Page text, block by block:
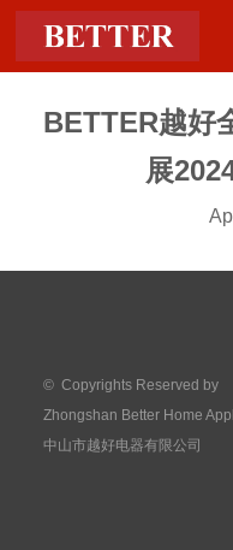
BETTER越好
展
© Copyrights Reserved by
Zhongshan Better Home
中山市越好电器有限公司